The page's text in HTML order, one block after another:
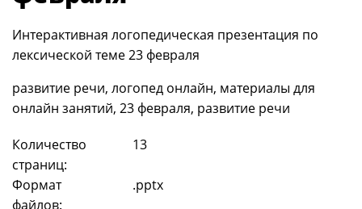
Интерактивная логопедическая презентация по
лексической теме 23 февраля
развитие речи, логопед онлайн, материалы для
онлайн занятий, 23 февраля, развитие речи
Количество
страниц:
13
Формат
файлов:
.pptx